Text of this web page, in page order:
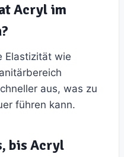
Acryl im
Elastizität wie
aus, was zu
führen kann.
bis Acryl